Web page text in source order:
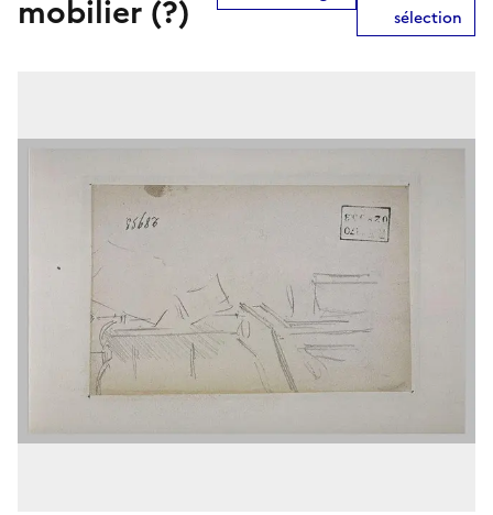
mobilier (?)
sélection